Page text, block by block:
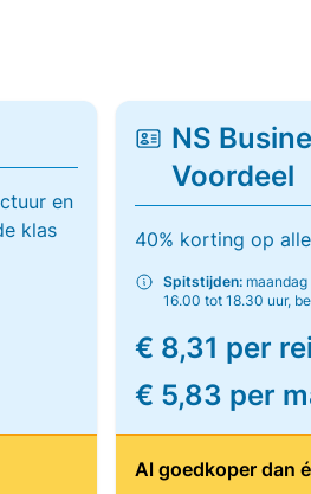
en
klas
NS
Voordeel
40% korting op
Spitstijden:
16.00 tot 18.30 uur,
€ 8,31 per
€ 5,83 per
Al goedkoper dan